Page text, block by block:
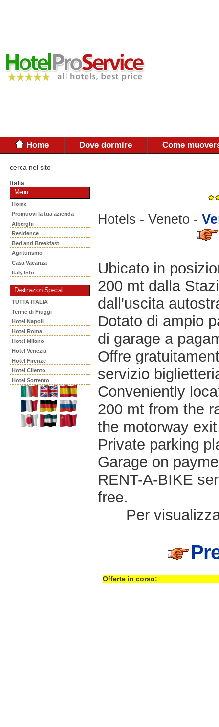
Home Dove dormire Come
cerca nel sito
Italia
Menu
Home
Promuovi la tua azienda
Alberghi
Residence
Bed and Breakfast
Agriturismo
Casa Vacanza
Italy Info
Destinazioni Speciali
TUTTA ITALIA
Terme di Fiuggi
Hotel Napoli
Hotel Roma
Hotel Milano
Hotel Venezia
Hotel Firenze
Hotel Cilento
Hotel Sorrento
Hotels - Veneto -
Ubicato in
200 mt dalla
dall'uscita
Dotato di ampio
di garage a
Offre
servizio
Conveniently
200 mt from the
the motorway
Private parking
Garage on
RENT-A-BIKE
free.
Per
Offerte in corso: